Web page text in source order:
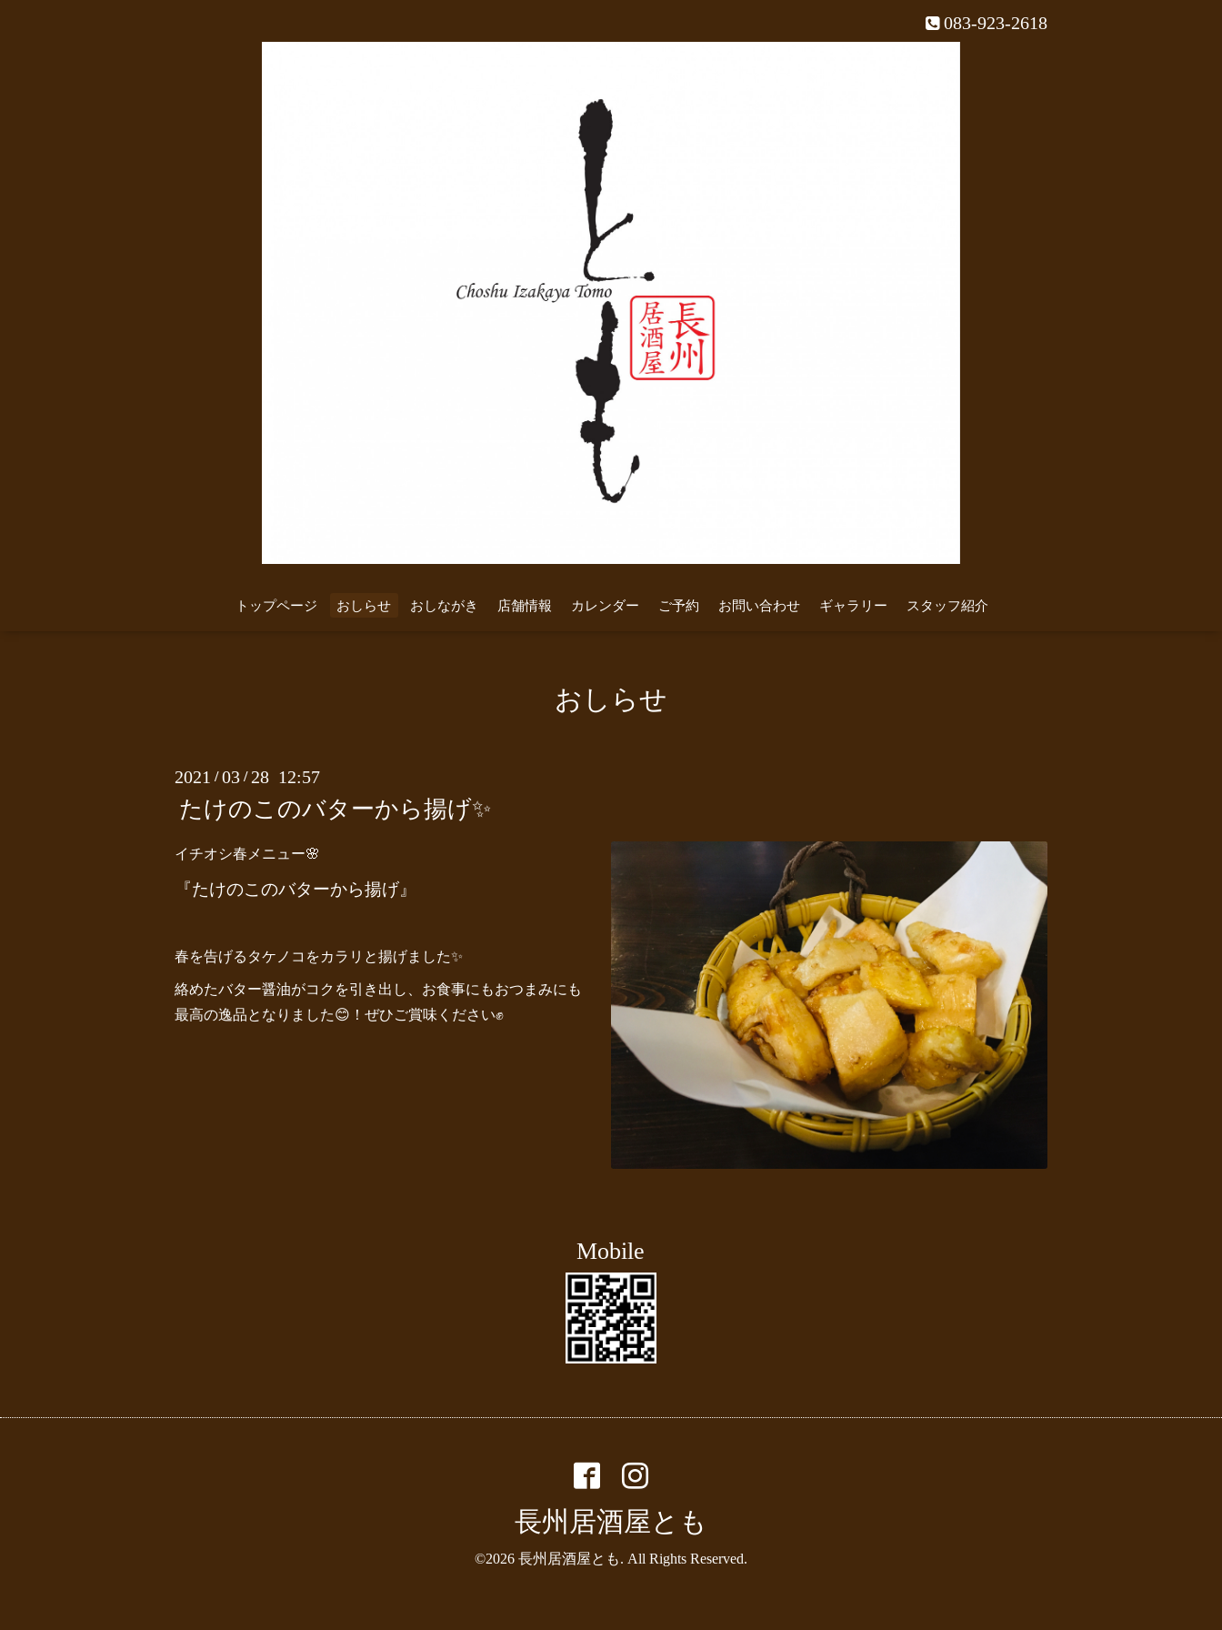
083-923-2618
トップページ おしらせ おしながき 店舗情報 カレンダー ご予約 お問い合わせ ギャラリー スタッフ紹介
おしらせ
2021 /03 / 28 12:57
たけのこのバターから揚げ✨
イチオシ春メニュー🌸
『たけのこのバターから揚げ』
春を告げるタケノコをカラリと揚げました✨
絡めたバター醤油がコクを引き出し、お食事にもおつまみにも
最高の逸品となりました😊！ ぜひご賞味ください✊
Mobile
長州居酒屋とも
©2026 長州居酒屋とも. All Rights Reserved.